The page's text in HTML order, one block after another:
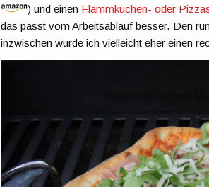
) und einen Flammkuchen- oder
das passt vom Arbeitsablauf besser. Den
inzwischen würde ich vielleicht eher einen